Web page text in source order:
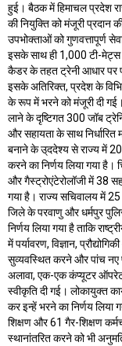
हुई। बैठक में हिमाचल प्रदेश
की नियुक्ति को मंजूरी प्रदान
उपभोक्ताओं को गुणवत्तापूर्ण
इसके साथ ही 1,000 टी-मेट्स
कैडर के तहत ट्रेनी आधार पर
इसके अतिरिक्त, प्रदेश के
के रूप में भरने को मंजूरी दी गई।
लाने के दृष्टिगत 300 जॉब
और सहायता के साथ
बनाने के उ्ददेश्य से राज्य में
करने का निर्णय लिया गया है।
और गैस्ट्रोएंटेरोलॉजी में 38
गया है। राज्य सचिवालय में
जिले के परवाणु और धर्मपुर
निर्णय लिया गया है ताकि
में पर्यावरण, विज्ञान,
सुव्यवस्थित करने और पांच नए
अलावा, एक-एक कंप्यूटर
स्वीकृति दी गई। लोकायुक्त
कर इन्हें भरने का निर्णय लिया
शिक्षण और 61 गैर-शिक्षण
स्थानांतरित करने को भी